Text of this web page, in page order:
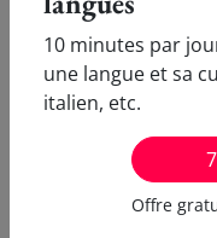
Pour ne plus
10 minutes par
une langue et sa
italien, etc.
Offre